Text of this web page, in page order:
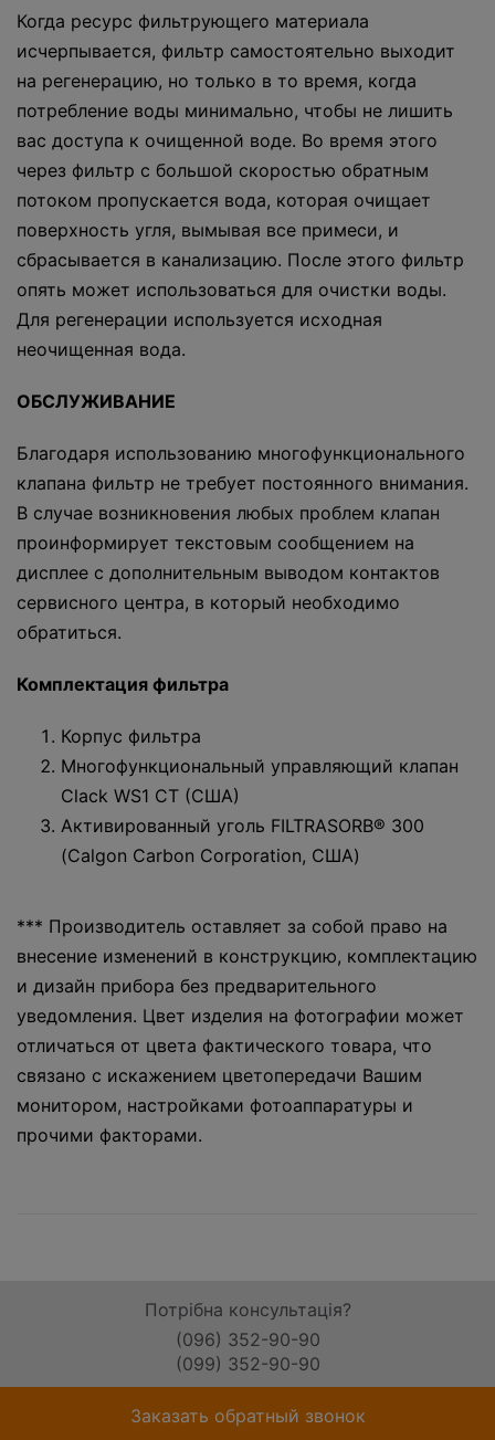
Когда ресурс фильтрующего материала
исчерпывается, фильтр самостоятельно выходит
на регенерацию, но только в то время, когда
потребление воды минимально, чтобы не лишить
вас доступа к очищенной воде. Во время этого
через фильтр с большой скоростью обратным
потоком пропускается вода, которая очищает
поверхность угля, вымывая все примеси, и
сбрасывается в канализацию. После этого фильтр
опять может использоваться для очистки воды.
Для регенерации используется исходная
неочищенная вода.
ОБСЛУЖИВАНИЕ
Благодаря использованию многофункционального
клапана фильтр не требует постоянного внимания.
В случае возникновения любых проблем клапан
проинформирует текстовым сообщением на
дисплее с дополнительным выводом контактов
сервисного центра, в который необходимо
обратиться.
Комплектация фильтра
Корпус фильтра
Многофункциональный управляющий клапан
Clack WS1 СТ (США)
Активированный уголь FILTRASORB® 300
(Calgon Carbon Corporation, США)
*** Производитель оставляет за собой право на
внесение изменений в конструкцию, комплектацию
и дизайн прибора без предварительного
уведомления. Цвет изделия на фотографии может
отличаться от цвета фактического товара, что
связано с искажением цветопередачи Вашим
монитором, настройками фотоаппаратуры и
прочими факторами.
Потрібна консультація?
(096) 352-90-90
(099) 352-90-90
Заказать обратный звонок